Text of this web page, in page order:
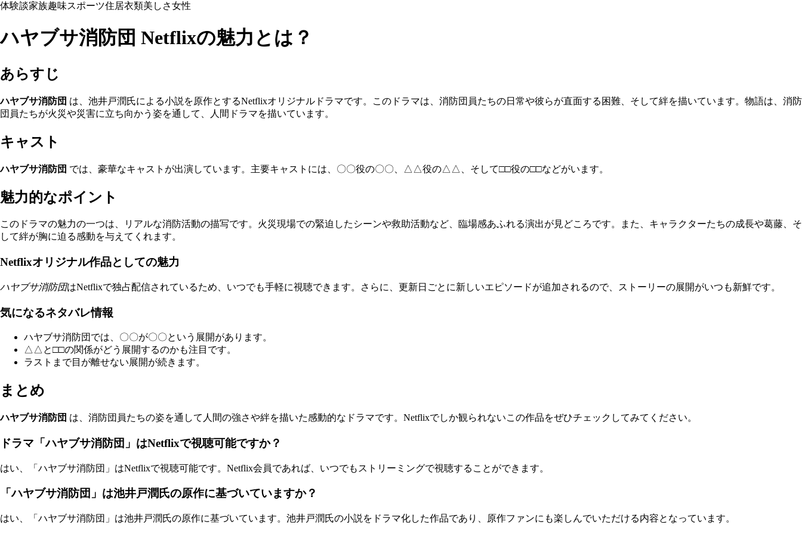
体験談家族趣味スポーツ住居衣類美しさ女性
ハヤブサ消防団 Netflixの魅力とは？
あらすじ
ハヤブサ消防団 は、池井戸潤氏による小説を原作とするNetflixオリジナルドラマです。このドラマは、消防団員たちの日常や彼らが直面する困難、そして絆を描いています。物語は、消防
団員たちが火災や災害に立ち向かう姿を通して、人間ドラマを描いています。
キャスト
ハヤブサ消防団 では、豪華なキャストが出演しています。主要キャストには、〇〇役の〇〇、△△役の△△、そして□□役の□□などがいます。
魅力的なポイント
このドラマの魅力の一つは、リアルな消防活動の描写です。火災現場での緊迫したシーンや救助活動など、臨場感あふれる演出が見どころです。また、キャラクターたちの成長や葛藤、そ
して絆が胸に迫る感動を与えてくれます。
Netflixオリジナル作品としての魅力
ハヤブサ消防団はNetflixで独占配信されているため、いつでも手軽に視聴できます。さらに、更新日ごとに新しいエピソードが追加されるので、ストーリーの展開がいつも新鮮です。
気になるネタバレ情報
ハヤブサ消防団では、〇〇が〇〇という展開があります。
△△と□□の関係がどう展開するのかも注目です。
ラストまで目が離せない展開が続きます。
まとめ
ハヤブサ消防団 は、消防団員たちの姿を通して人間の強さや絆を描いた感動的なドラマです。Netflixでしか観られないこの作品をぜひチェックしてみてください。
ドラマ「ハヤブサ消防団」はNetflixで視聴可能ですか？
はい、「ハヤブサ消防団」はNetflixで視聴可能です。Netflix会員であれば、いつでもストリーミングで視聴することができます。
「ハヤブサ消防団」は池井戸潤氏の原作に基づいていますか？
はい、「ハヤブサ消防団」は池井戸潤氏の原作に基づいています。池井戸潤氏の小説をドラマ化した作品であり、原作ファンにも楽しんでいただける内容となっています。